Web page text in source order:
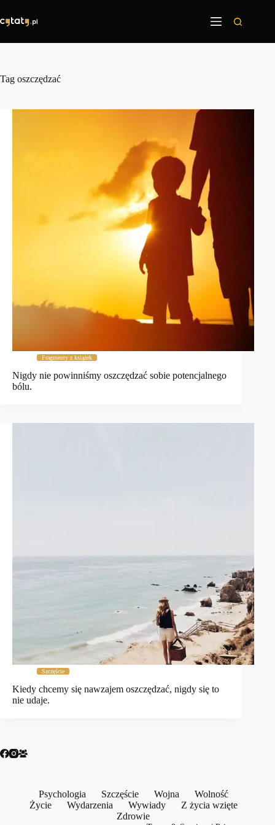
treści
Tag oszczędzać
Fragmenty z książek
Nigdy nie powinniśmy oszczędzać sobie potencjalnego
bólu.
Szczęście
Kiedy chcemy się nawzajem oszczędzać, nigdy się to
nie udaje.
Psychologia Szczęście Wojna
Wolność
Życie
Wydarzenia Wywiady
Z życia wzięte
Zdrowie